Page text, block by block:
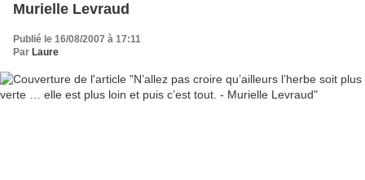
Murielle Levraud
Publié le 16/08/2007 à 17:11
Par Laure